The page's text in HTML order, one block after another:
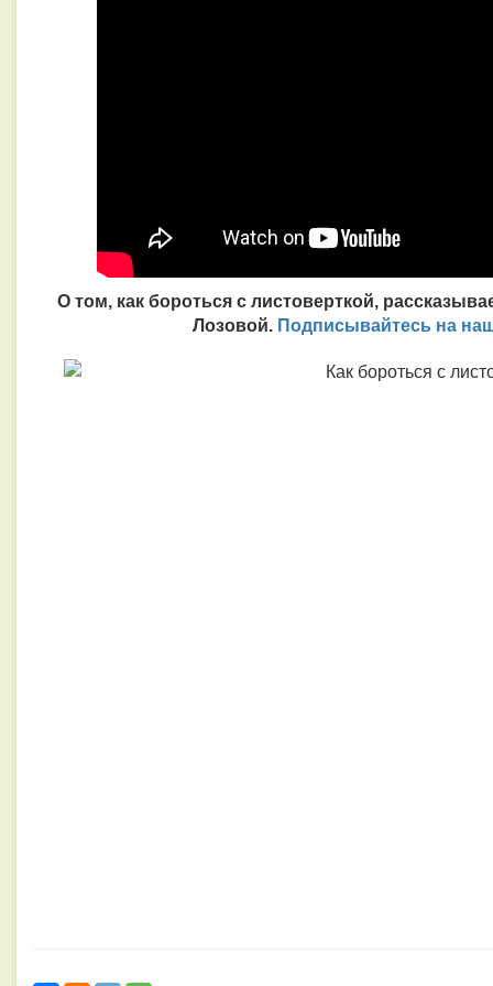
О том, как бороться с листоверткой,
Лозовой. Подписывайтесь на